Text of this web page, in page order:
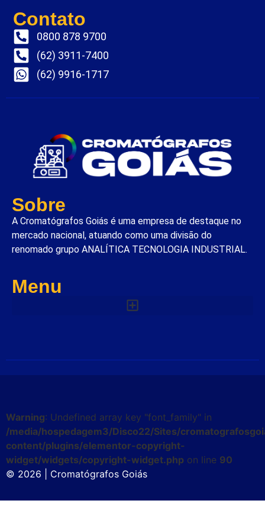
Contato
0800 878 9700
(62) 3911-7400
(62) 9916-1717
Sobre
A Cromatógrafos Goiás é uma empresa de destaque no
mercado nacional, atuando como uma divisão do
renomado grupo ANALÍTICA TECNOLOGIA INDUSTRIAL.
Menu
Warning: Undefined array key "font_family" in
/media/hospedagem3/Disco22/Sites/
content/plugins/elementor-copyright-
widget/widgets/copyright-widget.php on line 90
© 2026 | Cromatógrafos Goiás